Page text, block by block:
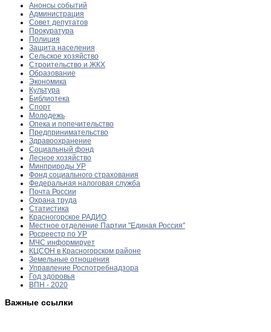
Анонсы событий
Администрация
Совет депутатов
Прокуратура
Полиция
Защита населения
Сельское хозяйство
Строительство и ЖКХ
Образование
Экономика
Культура
Библиотека
Спорт
Молодежь
Опека и попечительство
Предпринимательство
Здравоохранение
Социальный фонд
Лесное хозяйство
Минприроды УР
Фонд социального страхования
Федеральная налоговая служба
Почта России
Охрана труда
Статистика
Красногорское РАДИО
Местное отделение Партии "Единая Россия"
Росреестр по УР
МЧС информирует
КЦСОН в Красногорском районе
Земельные отношения
Управление Роспотребнадзора
Год здоровья
ВПН - 2020
Важные ссылки